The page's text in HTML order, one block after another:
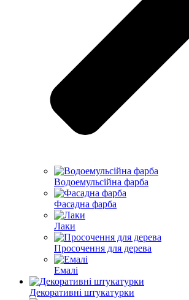
Водоемульсійна фарба
Фасадна фарба
Лаки
Просочення для дерева
Емалі
Декоративні штукатурки